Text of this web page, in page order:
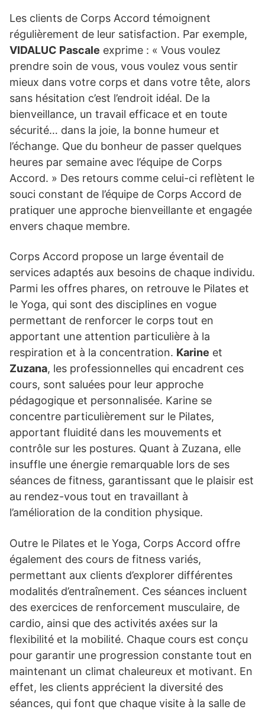
Les clients de Corps Accord témoignent
régulièrement de leur satisfaction. Par exemple,
VIDALUC Pascale exprime : « Vous voulez
prendre soin de vous, vous voulez vous sentir
mieux dans votre corps et dans votre tête, alors
sans hésitation c’est l’endroit idéal. De la
bienveillance, un travail efficace et en toute
sécurité… dans la joie, la bonne humeur et
l’échange. Que du bonheur de passer quelques
heures par semaine avec l’équipe de Corps
Accord. » Des retours comme celui-ci reflètent le
souci constant de l’équipe de Corps Accord de
pratiquer une approche bienveillante et engagée
envers chaque membre.
Corps Accord propose un large éventail de
services adaptés aux besoins de chaque individu.
Parmi les offres phares, on retrouve le Pilates et
le Yoga, qui sont des disciplines en vogue
permettant de renforcer le corps tout en
apportant une attention particulière à la
respiration et à la concentration. Karine et
Zuzana, les professionnelles qui encadrent ces
cours, sont saluées pour leur approche
pédagogique et personnalisée. Karine se
concentre particulièrement sur le Pilates,
apportant fluidité dans les mouvements et
contrôle sur les postures. Quant à Zuzana, elle
insuffle une énergie remarquable lors de ses
séances de fitness, garantissant que le plaisir est
au rendez-vous tout en travaillant à
l’amélioration de la condition physique.
Outre le Pilates et le Yoga, Corps Accord offre
également des cours de fitness variés,
permettant aux clients d’explorer différentes
modalités d’entraînement. Ces séances incluent
des exercices de renforcement musculaire, de
cardio, ainsi que des activités axées sur la
flexibilité et la mobilité. Chaque cours est conçu
pour garantir une progression constante tout en
maintenant un climat chaleureux et motivant. En
effet, les clients apprécient la diversité des
séances, qui font que chaque visite à la salle de